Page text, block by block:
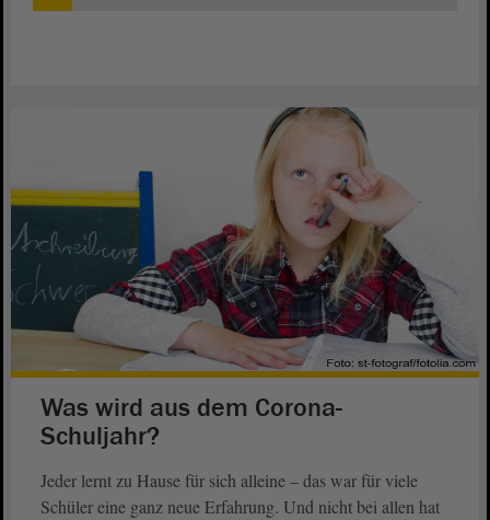
Was wird aus dem Corona-
Schuljahr?
Jeder lernt zu Hause für sich alleine – das war für viele
Schüler eine ganz neue Erfahrung. Und nicht bei allen hat